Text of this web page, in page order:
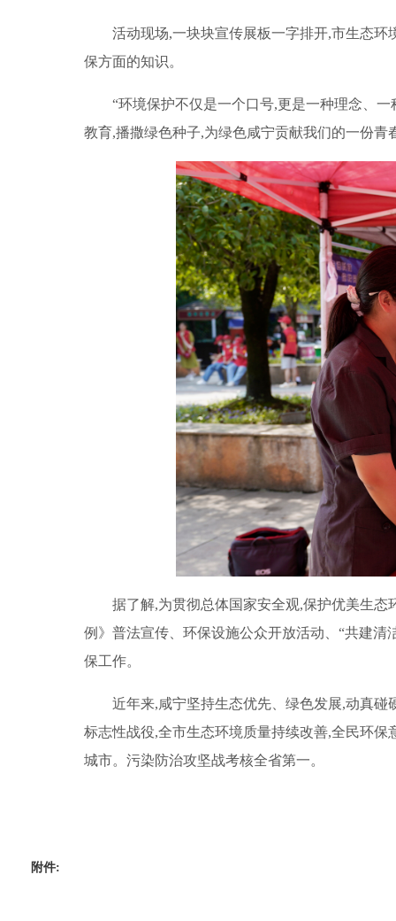
活动现场,一块块宣传展板一字排开,市生态
保方面的知识。
“环境保护不仅是一个口号,更是一种理念、
教育,播撒绿色种子,为绿色咸宁贡献我们的一份
据了解,为贯彻总体国家安全观,保护优美生
例》普法宣传、环保设施公众开放活动、“共建
保工作。
近年来,咸宁坚持生态优先、绿色发展,动真
标志性战役,全市生态环境质量持续改善,全民环保
城市。污染防治攻坚战考核全省第一。
附件: